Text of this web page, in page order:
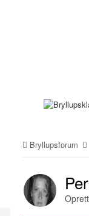
Bryllupsforum